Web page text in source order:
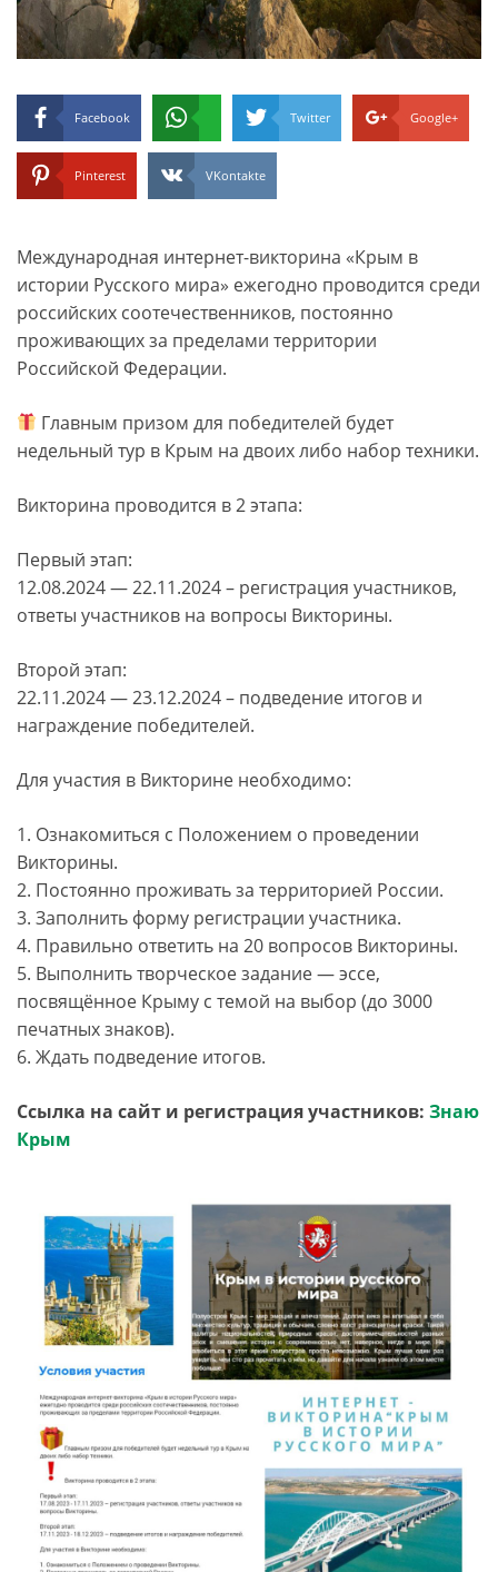
Facebook Twitter Google+
Pinterest VKontakte
Международная интернет-викторина «Крым в
истории Русского мира» ежегодно проводится среди
российских соотечественников, постоянно
проживающих за пределами территории
Российской Федерации.
Главным призом для победителей будет
недельный тур в Крым на двоих либо набор техники.
Викторина проводится в 2 этапа:
Первый этап:
12.08.2024 — 22.11.2024 – регистрация участников,
ответы участников на вопросы Викторины.
Второй этап:
22.11.2024 — 23.12.2024 – подведение итогов и
награждение победителей.
Для участия в Викторине необходимо:
1. Ознакомиться с Положением о проведении
Викторины.
2. Постоянно проживать за территорией России.
3. Заполнить форму регистрации участника.
4. Правильно ответить на 20 вопросов Викторины.
5. Выполнить творческое задание — эссе,
посвящённое Крыму с темой на выбор (до 3000
печатных знаков).
6. Ждать подведение итогов.
Ссылка на сайт и регистрация участников: Знаю
Крым